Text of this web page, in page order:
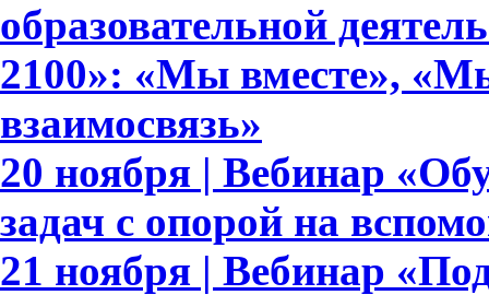
образовательной
2100»: «Мы вместе»,
взаимосвязь»
20 ноября | Вебинар
задач с опорой на
21 ноября | Вебинар